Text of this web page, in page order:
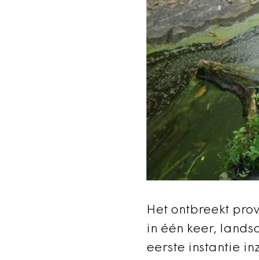
Het ontbreekt
in één keer,
eerste instantie